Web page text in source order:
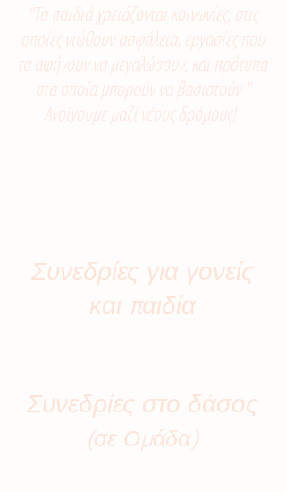
"Τα παιδιά χρειάζονται κοινωνίες, στις
οποίες νιώθουν ασφάλεια, εργασίες που
τα αφήνουν να μεγαλώσουν, και πρότυπα
στα οποία μπορούν να βασιστούν "
Ανοίγουμε μαζί νέους δρόμους!
Συνεδρίες για γονείς
και παιδία
Συνεδρίες στο δάσος
(σε Ομάδα)